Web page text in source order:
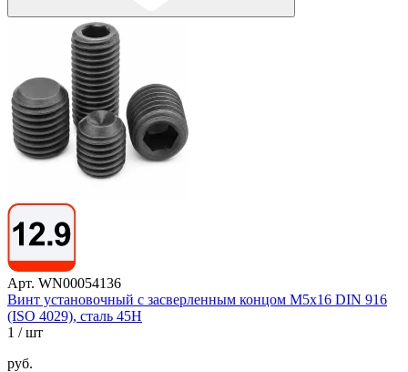
Арт. WN00054136
Винт установочный с засверленным концом М5х16 DIN 916
(ISO 4029), сталь 45Н
1 / шт
руб.